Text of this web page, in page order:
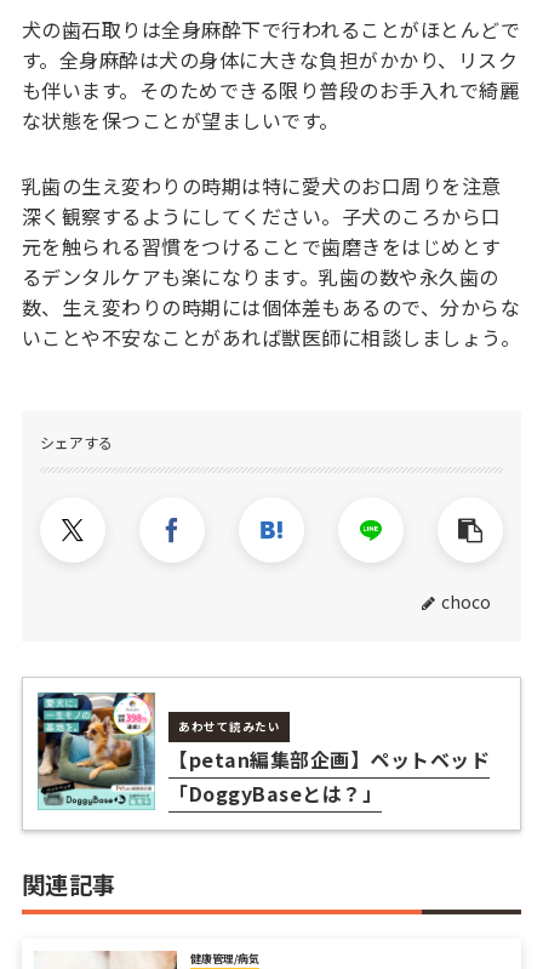
犬の歯石取りは全身麻酔下で行われることがほとんどで
す。全身麻酔は犬の身体に大きな負担がかかり、リスク
も伴います。そのためできる限り普段のお手入れで綺麗
な状態を保つことが望ましいです。
乳歯の生え変わりの時期は特に愛犬のお口周りを注意
深く観察するようにしてください。子犬のころから口
元を触られる習慣をつけることで歯磨きをはじめとす
るデンタルケアも楽になります。乳歯の数や永久歯の
数、生え変わりの時期には個体差もあるので、分からな
いことや不安なことがあれば獣医師に相談しましょう。
シェアする
choco
あわせて読みたい
【petan編集部企画】ペットベッド
「DoggyBaseとは？」
関連記事
健康管理/病気